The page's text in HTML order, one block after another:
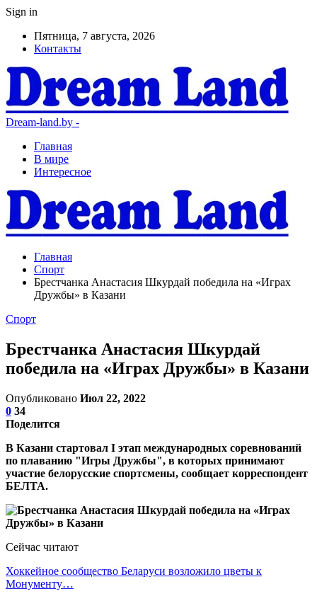
Sign in
Пятница, 7 августа, 2026
Контакты
Dream-land.by -
Главная
В мире
Интересное
Главная
Спорт
Брестчанка Анастасия Шкурдай победила на «Играх
Дружбы» в Казани
Спорт
Брестчанка Анастасия Шкурдай
победила на «Играх Дружбы» в Казани
Опубликовано Июл 22, 2022
0 34
Поделится
В Казани стартовал I этап международных соревнований
по плаванию "Игры Дружбы", в которых принимают
участие белорусские спортсмены, сообщает корреспондент
БЕЛТА.
Сейчас читают
Хоккейное сообщество Беларуси возложило цветы к
Монументу…